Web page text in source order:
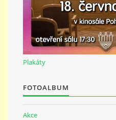
ZUŠ
Školní
691
Plakáty
FOTOALBUM
Akce